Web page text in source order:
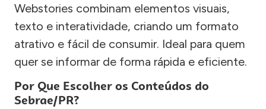
Webstories combinam elementos visuais,
texto e interatividade, criando um formato
atrativo e fácil de consumir. Ideal para quem
quer se informar de forma rápida e eficiente.
Por Que Escolher os Conteúdos do
Sebrae/PR?